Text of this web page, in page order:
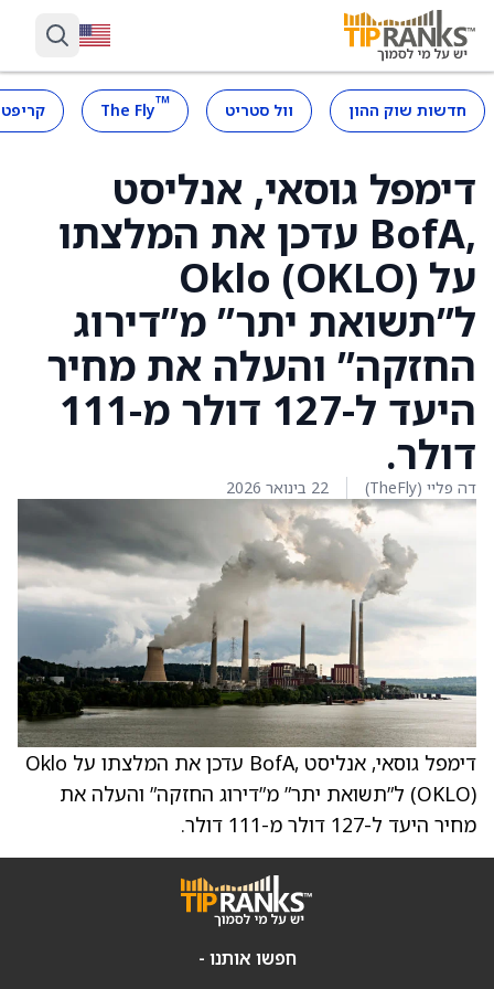
חדשות שוק ההון וול סטריט ™
The Fly
דימפל גוסאי, אנליסט
,BofA עדכן את המלצתו
על Oklo (OKLO)
ל”תשואת יתר” מ”דירוג
החזקה” והעלה את מחיר
היעד ל-127 דולר מ-111
דולר.
דה פליי (TheFly) 22 בינואר 2026
דימפל גוסאי, אנליסט ,BofA עדכן את המלצתו על Oklo
(OKLO) ל”תשואת יתר” מ”דירוג החזקה” והעלה את
מחיר היעד ל-127 דולר מ-111 דולר.
חפשו אותנו -